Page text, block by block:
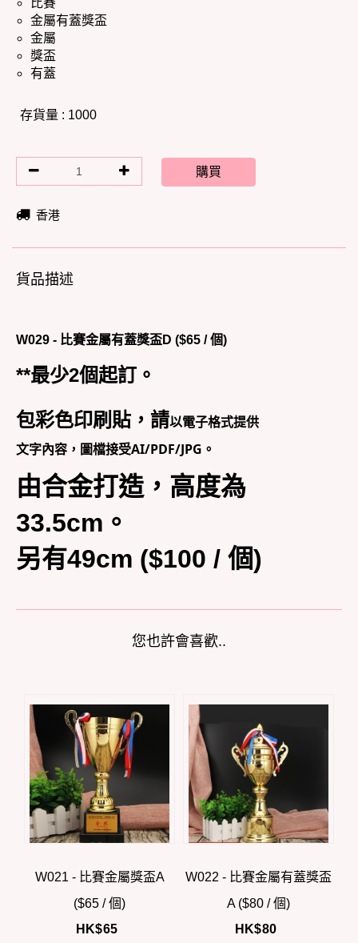
比賽
金屬有蓋獎盃
金屬
獎盃
有蓋
存貨量 : 1000
購買
香港
貨品描述
W029 - 比賽金屬有蓋獎盃D ($65 / 個)
**最少2個起訂。
包彩色印刷貼，請以電子格式提供
文字內容，圖檔接受AI/PDF/JPG。
由合金打造，高度為
33.5cm。
另有49cm ($100 / 個)
您也許會喜歡..
W021 - 比賽金屬獎盃A
($65 / 個)
HK$65
W022 - 比賽金屬有蓋獎盃
A ($80 / 個)
HK$80